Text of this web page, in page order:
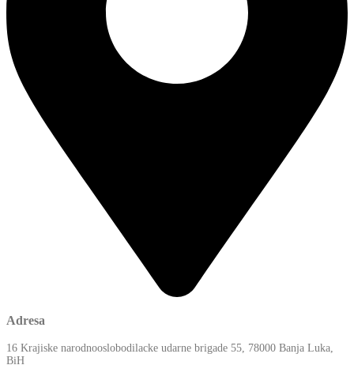
Adresa
16 Krajiske narodnooslobodilacke udarne brigade 55, 78000 Banja Luka,
BiH